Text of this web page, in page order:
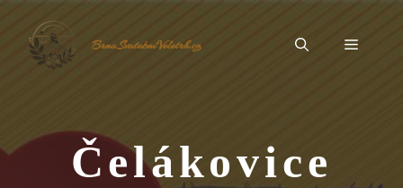
obsah
BrnoSvatebníVeletrh.cz Menu
Čelákovice